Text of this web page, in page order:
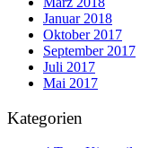
Januar 2018
Oktober 2017
September 2017
Juli 2017
Mai 2017
Kategorien